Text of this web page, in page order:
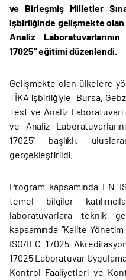
ve Birleşmiş Milletler
işbirliğinde gelişmekte
Analiz
17025"eğitimi düzenlendi.
Gelişmekte olan ülkelere
TİKA işbirliğiyle Bursa,
Test ve Analiz Laboratuvarı
ve Analiz
17025" başlıklı,
gerçekleştirildi.
Program kapsamında EN
temel bilgiler
laboratuvarlara teknik
kapsamında “Kalite
ISO/IEC 17025
17025 Laboratuvar
Kontrol Faaliyetleri ve